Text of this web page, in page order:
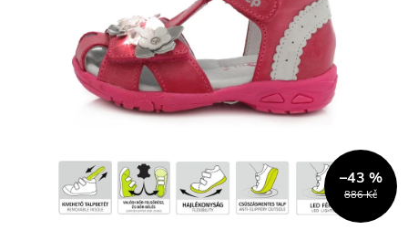
886 Kč
–43 %